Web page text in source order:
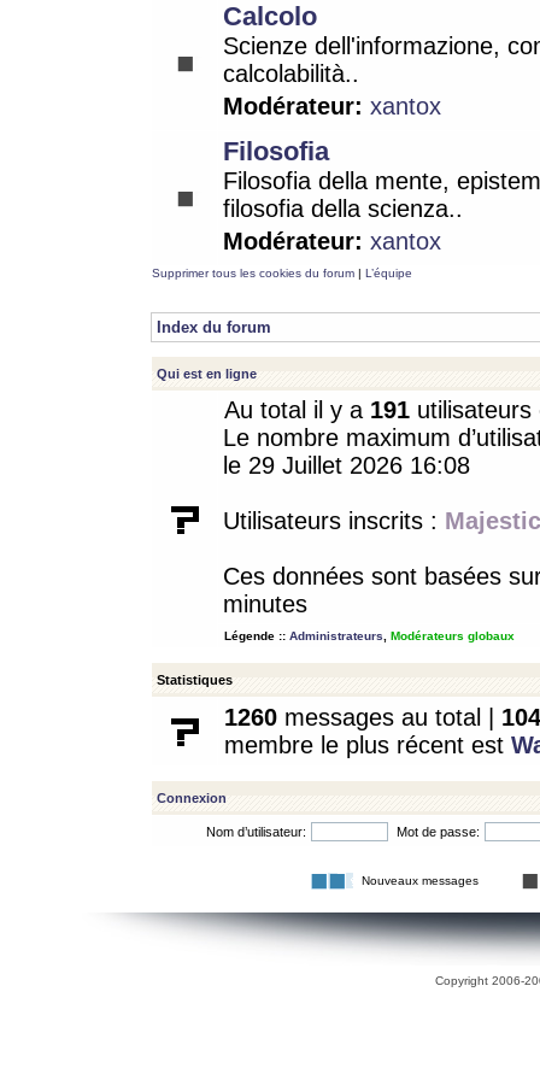
Calcolo
Scienze dell'informazione,
calcolabilità..
Modérateur: xantox
Filosofia
Filosofia della mente,
filosofia della scienza..
Modérateur: xantox
Supprimer tous les cookies du forum | L’équipe
Index du forum
Qui est en ligne
Au total il y a 191
Le nombre maximum
le 29 Juillet 2026 16:08
Utilisateurs inscrits :
Ces données sont basées
minutes
Légende :: Administrateurs Modérateurs globaux
Statistiques
1260 messages au total | 104
membre le plus récent est
Connexion
Nom d’utilisateur: Mot de passe:
Nouveaux messages
Copyright 2006-